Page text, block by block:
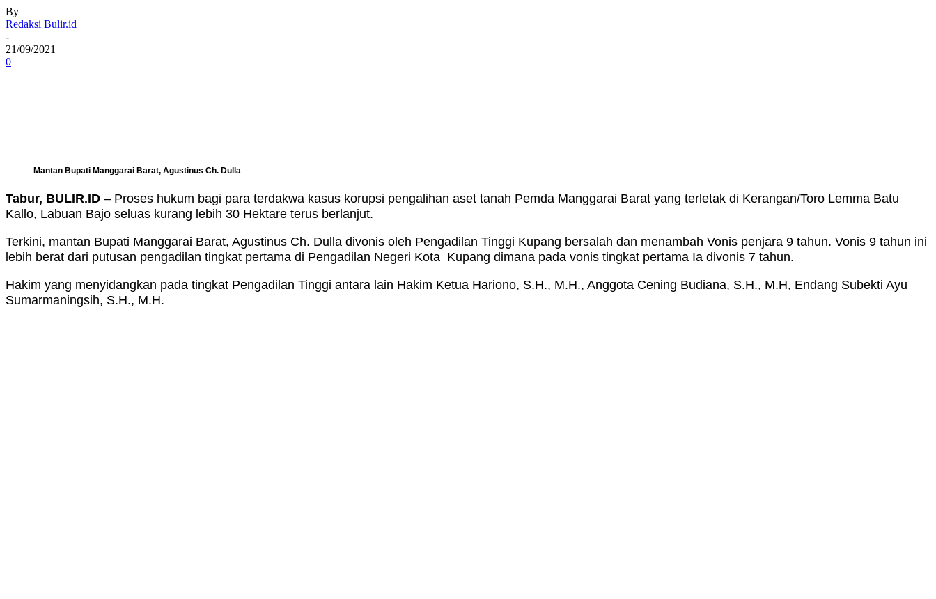
By
Redaksi Bulir.id
-
21/09/2021
0
Mantan Bupati Manggarai Barat, Agustinus Ch. Dulla
Tabur, BULIR.ID – Proses hukum bagi para terdakwa kasus korupsi pengalihan aset tanah Pemda Manggarai Barat yang terletak di Kerangan/Toro Lemma Batu
Kallo, Labuan Bajo seluas kurang lebih 30 Hektare terus berlanjut.
Terkini, mantan Bupati Manggarai Barat, Agustinus Ch. Dulla divonis oleh Pengadilan Tinggi Kupang bersalah dan menambah Vonis penjara 9 tahun. Vonis 9 tahun ini
lebih berat dari putusan pengadilan tingkat pertama di Pengadilan Negeri Kota Kupang dimana pada vonis tingkat pertama Ia divonis 7 tahun.
Hakim yang menyidangkan pada tingkat Pengadilan Tinggi antara lain Hakim Ketua Hariono, S.H., M.H., Anggota Cening Budiana, S.H., M.H, Endang Subekti Ayu
Sumarmaningsih, S.H., M.H.